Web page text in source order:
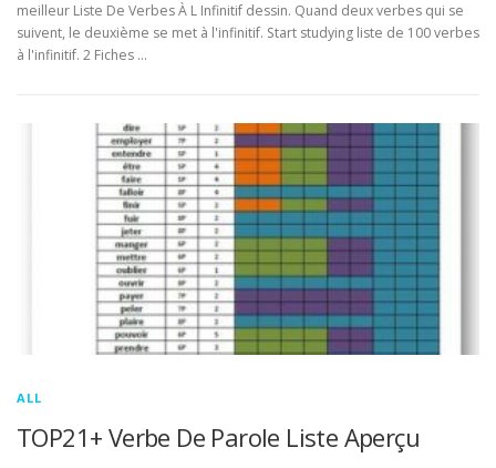
meilleur Liste De Verbes À L Infinitif dessin. Quand deux verbes qui se
suivent, le deuxième se met à l'infinitif. Start studying liste de 100 verbes
à l'infinitif. 2 Fiches …
ALL
TOP21+ Verbe De Parole Liste Aperçu